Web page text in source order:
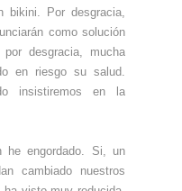
bikini. Por desgracia,
como solución
desgracia, mucha
en riesgo su salud.
insistiremos en la
he engordado. Si, un
cambiado nuestros